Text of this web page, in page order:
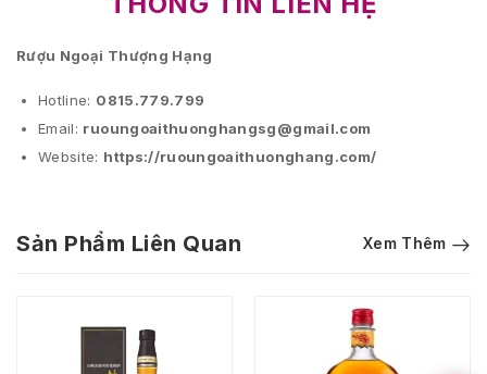
Rượu Ngoại Thượng Hạng
Hotline: 0815.779.799
Email: ruoungoaithuonghangsg@gmail.com
Website: https://ruoungoaithuonghang.com/
Sản Phẩm Liên Quan Xem Thêm